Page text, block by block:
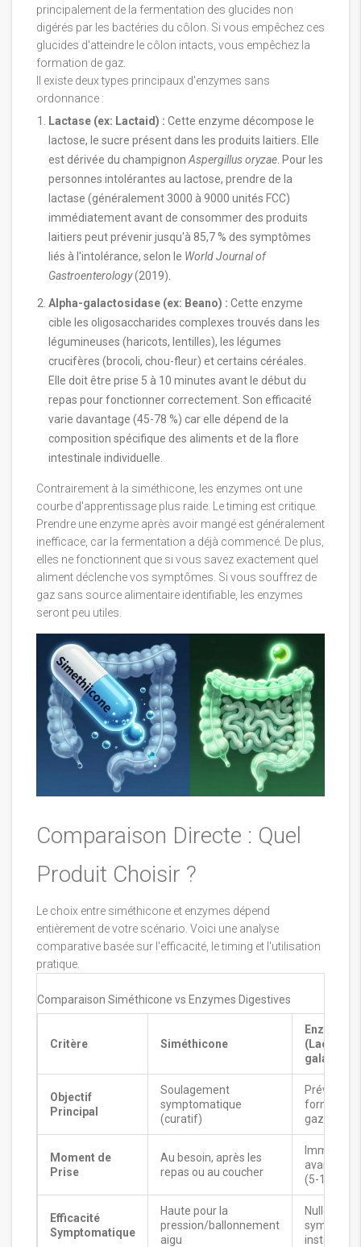
principalement de la fermentation des glucides non
digérés par les bactéries du côlon. Si vous empêchez ces
glucides d'atteindre le côlon intacts, vous empêchez la
formation de gaz.
Il existe deux types principaux d'enzymes sans
ordonnance :
Lactase (ex: Lactaid) : Cette enzyme décompose le
lactose, le sucre présent dans les produits laitiers. Elle
est dérivée du champignonAspergillus oryzae. Pour les
personnes intolérantes au lactose, prendre de la
lactase (généralement 3000 à 9000 unités FCC)
immédiatement avant de consommer des produits
laitiers peut prévenir jusqu'à 85,7 % des symptômes
liés à l'intolérance, selon le World Journal of
Gastroenterology(2019).
Alpha-galactosidase (ex: Beano) : Cette enzyme
cible les oligosaccharides complexes trouvés dans les
légumineuses (haricots, lentilles), les légumes
crucifères (brocoli, chou-fleur) et certains céréales.
Elle doit être prise 5 à 10 minutes avant le début du
repas pour fonctionner correctement. Son efficacité
varie davantage (45-78 %) car elle dépend de la
composition spécifique des aliments et de la flore
intestinale individuelle.
Contrairement à la siméthicone, les enzymes ont une
courbe d'apprentissage plus raide. Le timing est critique.
Prendre une enzyme après avoir mangé est généralement
inefficace, car la fermentation a déjà commencé. De plus,
elles ne fonctionnent que si vous savez exactement quel
aliment déclenche vos symptômes. Si vous souffrez de
gaz sans source alimentaire identifiable, les enzymes
seront peu utiles.
Comparaison Directe : Quel
Produit Choisir ?
Le choix entre siméthicone et enzymes dépend
entièrement de votre scénario. Voici une analyse
comparative basée sur l'efficacité, le timing et l'utilisation
pratique.
Comparaison Siméthicone vs Enzymes Digestives
Critère Siméthicone
Enzymes
(Lactase/
Objectif
Principal
Soulagement
symptomatique
(curatif)
formation
gaz
Moment de
Prise
Au besoin, après les
repas ou au coucher
avant le
(5-10 min)
Efficacité
Symptomatique
Haute pour la
pression/ballonnement
aigu
Nulle une
installés